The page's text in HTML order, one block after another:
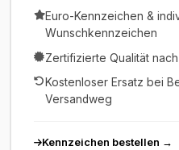
Euro-Kennzeichen &
Wunschkennzeichen
Zertifizierte Qualität
Kostenloser Ersatz bei
Versandweg
Kennzeichen bestellen →